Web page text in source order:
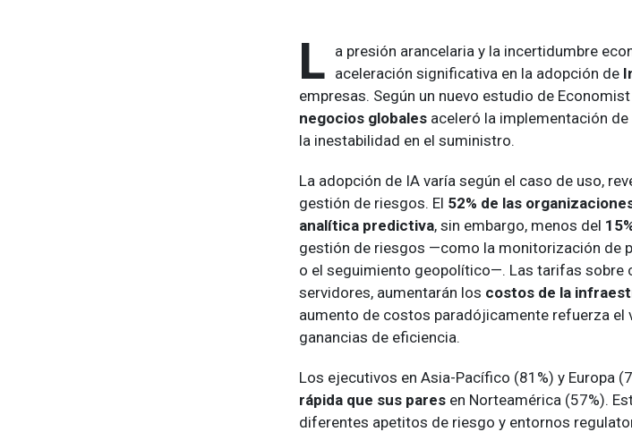
L a presión arancelaria y la incertidumbre
aceleración significativa en la adopción de
empresas. Según un nuevo estudio de
negocios globales aceleró la implementación
la inestabilidad en el suministro.
La adopción de IA varía según el caso de uso,
gestión de riesgos. El 52% de las
analítica predictiva, sin embargo, menos del
gestión de riesgos —como la monitorización de
o el seguimiento geopolítico—. Las tarifas sobre
servidores, aumentarán los costos de la
aumento de costos paradójicamente refuerza el
ganancias de eficiencia.
Los ejecutivos en Asia-Pacífico (81%) y Europa
rápida que sus pares en Norteamérica (57%).
diferentes apetitos de riesgo y entornos